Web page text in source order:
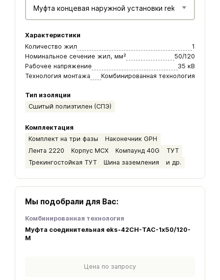
Характеристики
Количество жил
1
Номинальное сечение жил, мм²
50/120
Рабочее напряжение
35 кВ
Технология монтажа
Комбинированная технология
Тип изоляции
Сшитый полиэтилен (СПЭ)
Комплектация
Комплект на три фазы
Наконечник GPH
Лента 2220
Корпус МСХ Компаунд 40G
ТУТ
Трекингостойкая ТУТ
Шина заземления и др.
Мы подобрали для Вас:
Комбинированная технология
Муфта соединительная eks-42CH-ТАС-1х50/120-
M
Цена по запросу